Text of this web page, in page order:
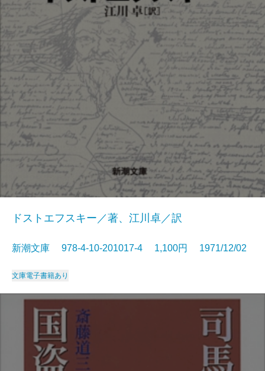
ドストエフスキー／著、江川卓／訳
新潮文庫 978-4-10-201017-4 1,100円 1971/12/02
文庫電子書籍あり